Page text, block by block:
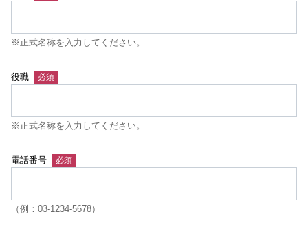
※正式名称を入力してください。
役職
※正式名称を入力してください。
電話番号
（例：03-1234-5678）